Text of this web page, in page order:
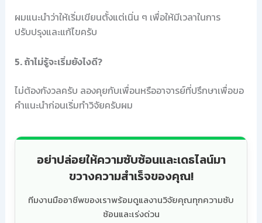
ผมแนะนำว่าให้เริ่มเขียนตั้งแต่เนิ่น ๆ เพื่อให้มีเวลาในการ
ปรับปรุงและแก้ไขครับ
5. ถ้าไม่รู้จะเริ่มยังไงดี?
ไม่ต้องกังวลครับ ลองคุยกับเพื่อนหรืออาจารย์ที่ปรึกษาเพื่อขอ
คำแนะนำก่อนเริ่มทำวิจัยครับผม
อย่าปล่อยให้ความซับซ้อนและเดธไลน์มา
ขวางความสำเร็จของคุณ!
ทีมงานมืออาชีพของเราพร้อมดูแลงานวิจัยคุณทุกความซับ
ซ้อนและเร่งด่วน